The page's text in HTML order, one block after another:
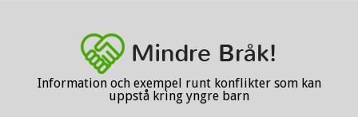
Information och exempel runt konflikter som kan
uppstå kring yngre barn